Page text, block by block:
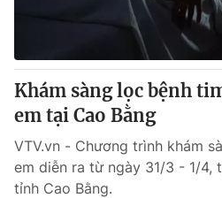
Thị trường 24h
VTV4
Liên hệ tòa soạn
Khám sàng lọc bệnh
em tại Cao Bằng
VTV.vn - Chương trình khám
em diễn ra từ ngày 31/3 - 1/4,
tỉnh Cao Bằng.